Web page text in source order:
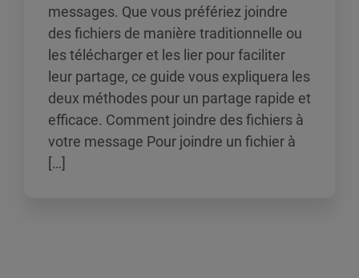
messages. Que vous préfériez joindre
des fichiers de manière traditionnelle ou
les télécharger et les lier pour faciliter
leur partage, ce guide vous expliquera les
deux méthodes pour un partage rapide et
efficace. Comment joindre des fichiers à
votre message Pour joindre un fichier à
[…]